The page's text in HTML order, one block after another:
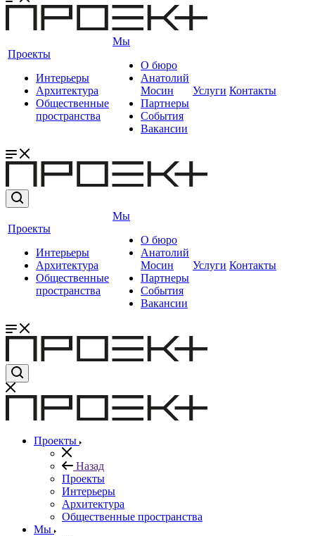
Проекты
Интерьеры
Архитектура
Общественные
пространства
Мы
О бюро
Анатолий
Мосин
Партнеры
События
Вакансии
Услуги Контакты
Проекты
Интерьеры
Архитектура
Общественные
пространства
Мы
О бюро
Анатолий
Мосин
Партнеры
События
Вакансии
Услуги Контакты
Проекты
Назад
Проекты
Интерьеры
Архитектура
Общественные пространства
Мы